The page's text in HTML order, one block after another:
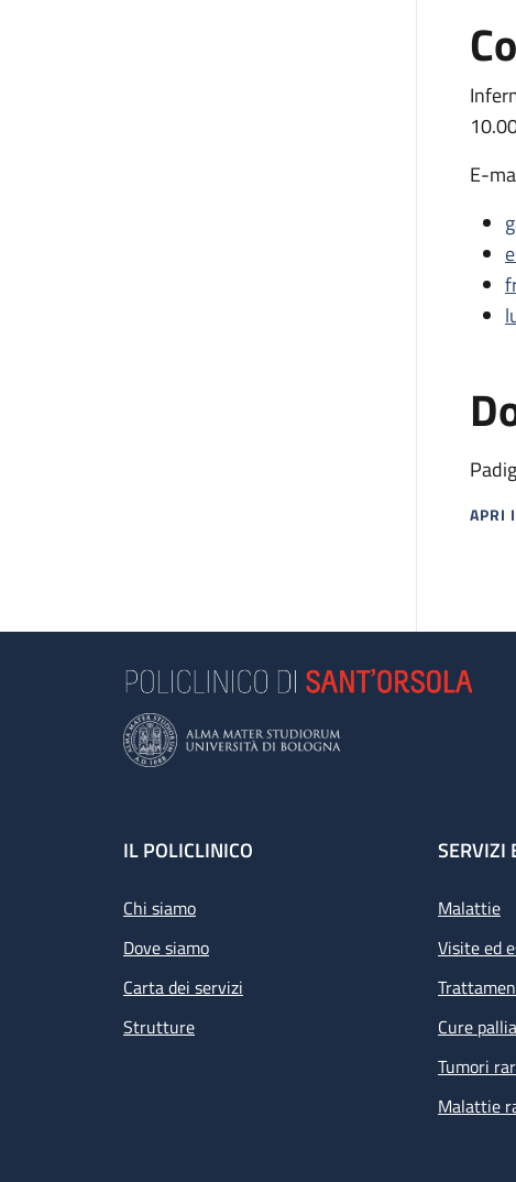
E-
APRI
MAP
Footer
IL POLICLINICO
Chi siamo
Dove siamo
Carta dei servizi
Strutture
SERVIZI
Malattie
Visite ed
Cure
Tumori
Malattie